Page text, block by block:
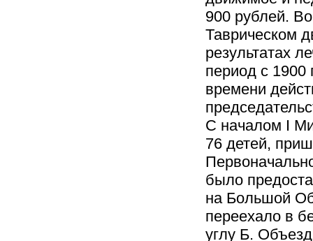
900 рублей.
Таврическом
результатах
период с 1900
времени
С началом I
76 детей,
было
на Большой
переехало в
углу Б.